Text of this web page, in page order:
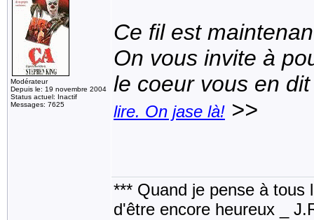
Modérateur
Depuis le: 19 novembre 2004
Status actuel: Inactif
Messages: 7625
Ce fil est
On vous invite à
le coeur vous en
lire. On jase là! >>
*** Quand je pense à tous
d'être encore heureux _